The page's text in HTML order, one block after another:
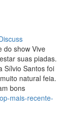
do show Vive
suas piadas.
Sílvio Santos foi
natural feia.
bons
mais-recente-